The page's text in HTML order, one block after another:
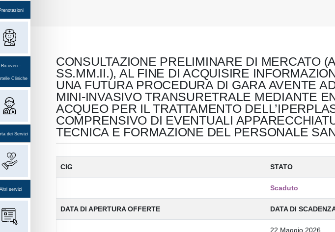
Ricoveri -
Cliniche
dei Servizi
Altri servizi
CONSULTAZIONE PRELIMINARE DI MERCATO
SS.MM.II.), AL FINE DI ACQUISIRE
UNA FUTURA PROCEDURA DI GARA AVENTE
MINI-INVASIVO TRANSURETRALE MEDIANTE
ACQUEO PER IL TRATTAMENTO
COMPRENSIVO DI EVENTUALI
TECNICA E FORMAZIONE DEL PERSONALE
CIG STATO
Scaduto
DATA DI APERTURA OFFERTE DATA DI
22 Maggio 2026